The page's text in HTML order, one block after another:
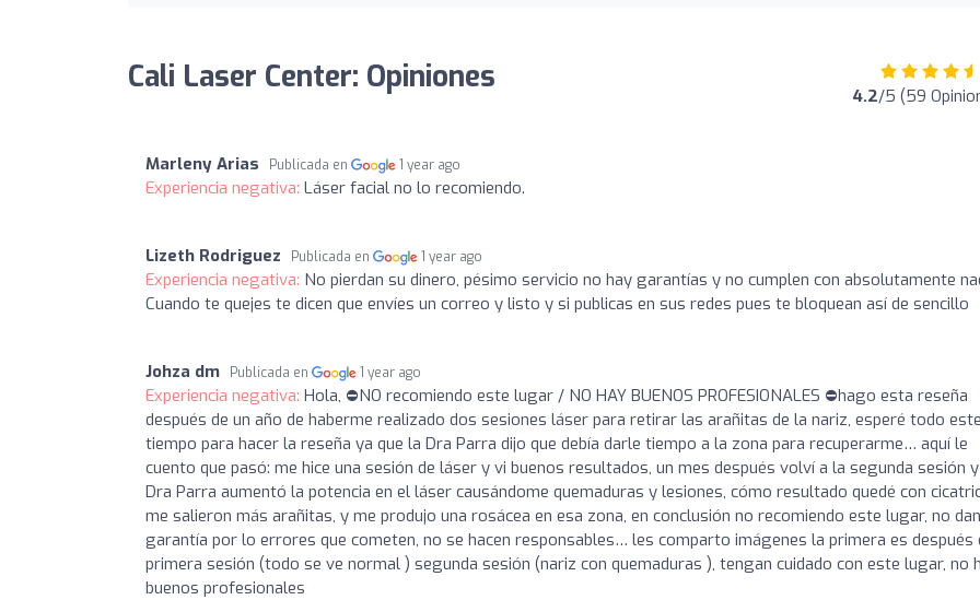
Cali Laser Center: Opiniones 4.2/5 (59
Marleny Arias Publicada en 1 year ago
Experiencia negativa: Láser facial no lo recomiendo.
Lizeth Rodriguez Publicada en 1 year ago
Experiencia negativa: No pierdan su dinero, pésimo servicio no hay garantías y no cumplen con absolutamente
Cuando te quejes te dicen que envíes un correo y listo y si publicas en sus redes pues te bloquean así de sencillo
Johza dm Publicada en 1 year ago
Experiencia negativa: Hola, ⛔️NO recomiendo este lugar / NO HAY BUENOS PROFESIONALES ⛔️hago esta reseña
después de un año de haberme realizado dos sesiones láser para retirar las arañitas de la nariz, esperé todo este
tiempo para hacer la reseña ya que la Dra Parra dijo que debía darle tiempo a la zona para recuperarme… aquí le
cuento que pasó: me hice una sesión de láser y vi buenos resultados, un mes después volví a la segunda sesión
Dra Parra aumentó la potencia en el láser causándome quemaduras y lesiones, cómo resultado quedé con
me salieron más arañitas, y me produjo una rosácea en esa zona, en conclusión no recomiendo este lugar, no dan
garantía por lo errores que cometen, no se hacen responsables… les comparto imágenes la primera es después
primera sesión (todo se ve normal ) segunda sesión (nariz con quemaduras ), tengan cuidado con este lugar, no
buenos profesionales